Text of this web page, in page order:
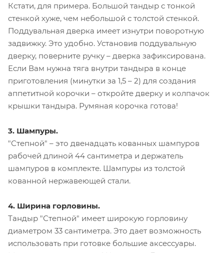
Кстати, для примера. Большой тандыр с тонкой
стенкой хуже, чем небольшой с толстой стенкой.
Поддувальная дверка имеет изнутри поворотную
задвижку. Это удобно. Установив поддувальную
дверку, поверните ручку – дверка зафиксирована.
Если Вам нужна тяга внутри тандыра в конце
приготовления (минутки за 1,5 – 2) для создания
аппетитной корочки – откройте дверку и колпачок
крышки тандыра. Румяная корочка готова!
3. Шампуры.
"Степной" – это двенадцать кованных шампуров
рабочей длиной 44 сантиметра и держатель
шампуров в комплекте. Шампуры из толстой
кованной нержавеющей стали.
4. Ширина горловины.
Тандыр "Степной" имеет широкую горловину
диаметром 33 сантиметра. Это дает возможность
использовать при готовке большие аксессуары.